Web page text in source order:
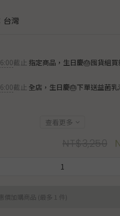
台灣
截止 指定商品，生日慶🎂囤貨組
截止 全店，生日慶🎂下單送益菌乳
查看更多
NT$3,250
價加購商品 (最多 1 件)